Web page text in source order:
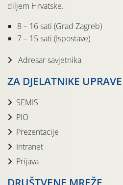
diljem Hrvatske.
8 – 16 sati (Grad Zagreb)
7 – 15 sati (Ispostave)
Adresar savjetnika
ZA DJELATNIKE UPRAVE
SEMIS
PIO
Prezentacije
Intranet
Prijava